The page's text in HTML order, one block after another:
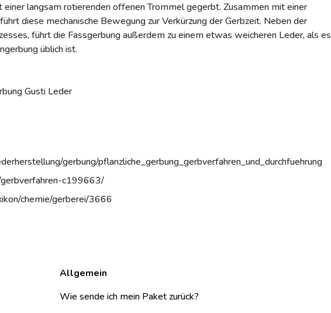
langsam rotierenden offenen Trommel gegerbt. Zusammen mit einer
diese mechanische Bewegung zur Verkürzung der Gerbzeit. Neben der
führt die Fassgerbung außerdem zu einem etwas weicheren Leder, als es
üblich ist.
gerbung/pflanzliche_gerbung_gerbverfahren_und_durchfuehrung
c199663/
chemie/gerberei/3666
Allgemein
Wie sende ich mein Paket zurück?